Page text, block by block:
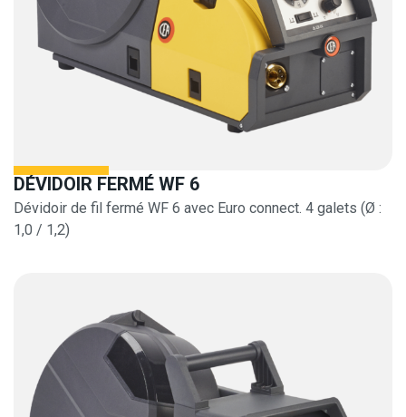
DÉVIDOIR FERMÉ WF 6
Dévidoir de fil fermé WF 6 avec Euro connect. 4 galets (Ø :
1,0 / 1,2)